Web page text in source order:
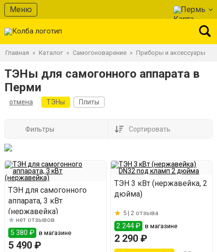
Меню Пермь
Главная » Каталог » Самогоноварение » Приборы и аксессуары
ТЭНы для самогонного аппарата в
Перми
отмена ТЭНы Плиты
Фильтры Сортировать
ТЭН для самогонного
аппарата, 3 кВт
(нержавейка)
нет отзывов
5 380 ₽ в магазине
5 490 ₽
ТЭН 3 кВт (нержавейка, 2
дюйма)
5 |2 отзыва
2 244 ₽ в магазине
2 290 ₽